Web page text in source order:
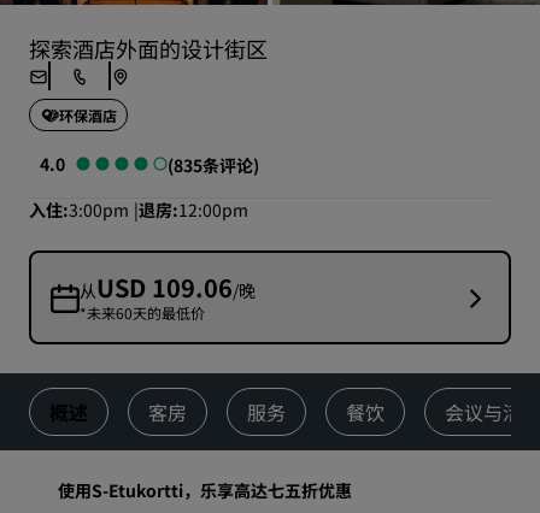
探索酒店外面的设计街区
环保酒店
4.0
(835条评论)
入住 3:00pm 退房 12:00pm
从USD 109.06/晚
*未来60天的最低价
概述 客房 服务 餐饮 会议与活动
使用S-Etukortti，乐享高达七五折优惠